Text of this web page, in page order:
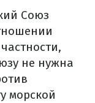
Союз
не нужна
морской